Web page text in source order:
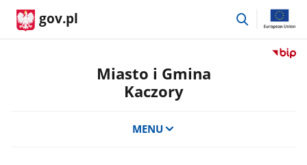
gov.pl
przejdź
Przejdź
Miasto i Gmina
Kaczory
MENU